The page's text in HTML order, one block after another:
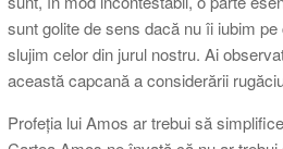
sunt golite de sens dacă nu îi iubim
slujim celor din jurul nostru. Ai
această capcană a considerării
Profeția lui Amos ar trebui să